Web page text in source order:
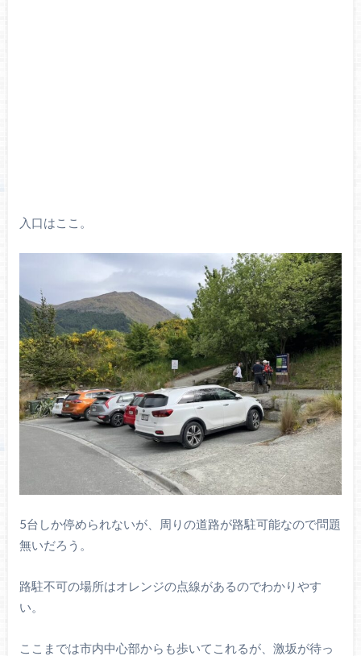
入口はここ。
5台しか停められないが、周りの道路が路駐可能なので問題
無いだろう。
路駐不可の場所はオレンジの点線があるのでわかりやす
い。
ここまでは市内中心部からも歩いてこれるが、激坂が待っ